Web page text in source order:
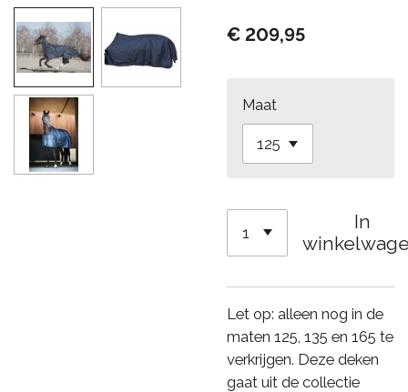
€ 209,95
Maat
In
Let op: alleen nog in de
maten 125, 135 en 165 te
verkrijgen. Deze deken
gaat uit de collectie